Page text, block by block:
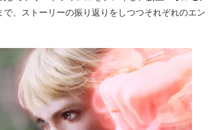
で、ストーリーの振り返りをしつつそれぞれのエン